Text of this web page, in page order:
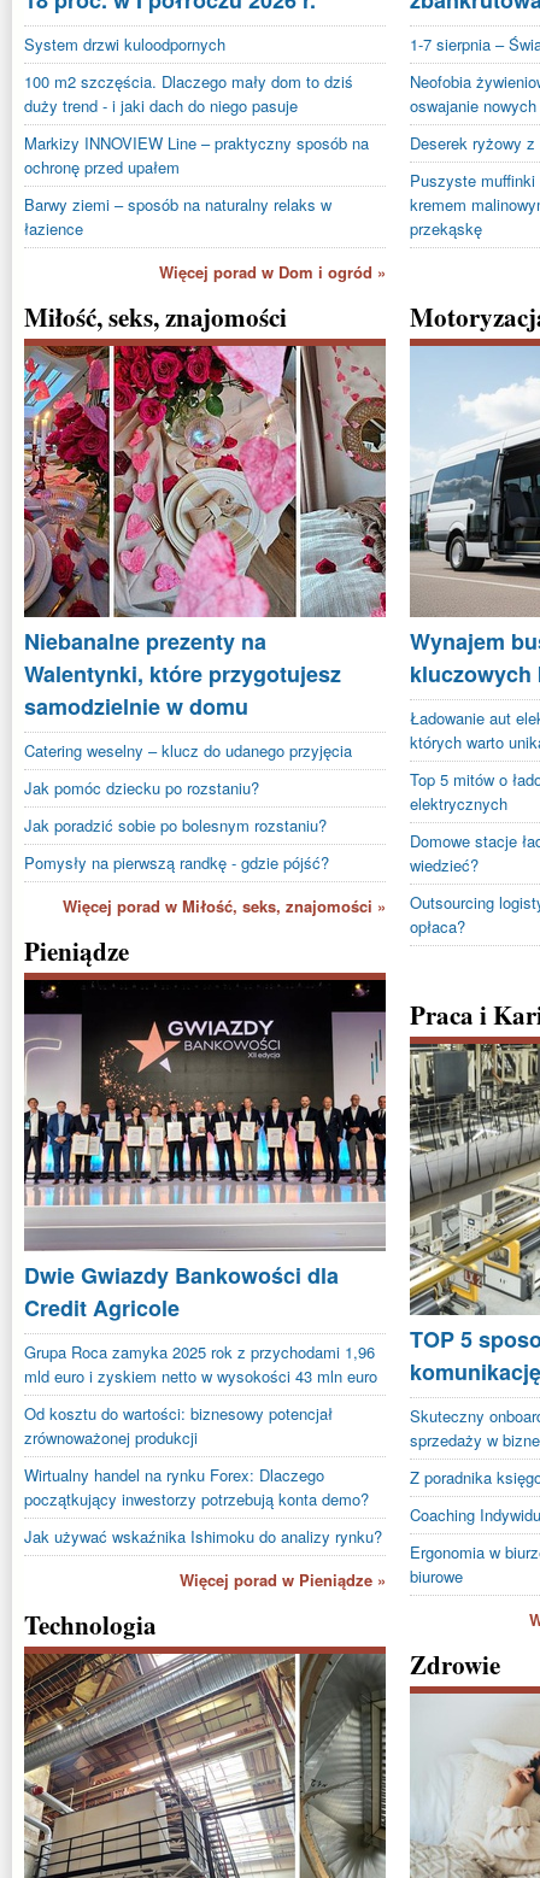
System drzwi kuloodpornych
100 m2 szczęścia. Dlaczego mały dom to dziś
duży trend - i jaki dach do niego pasuje
Markizy INNOVIEW Line – praktyczny sposób na
ochronę przed upałem
Barwy ziemi – sposób na naturalny relaks w
łazience
Więcej porad w Dom i ogród »
Miłość, seks, znajomości
Niebanalne prezenty na
Walentynki, które przygotujesz
samodzielnie w domu
Catering weselny – klucz do udanego przyjęcia
Jak pomóc dziecku po rozstaniu?
Jak poradzić sobie po bolesnym rozstaniu?
Pomysły na pierwszą randkę - gdzie pójść?
Więcej porad w Miłość, seks, znajomości »
Pieniądze
Dwie Gwiazdy Bankowości dla
Credit Agricole
Grupa Roca zamyka 2025 rok z przychodami 1,96
mld euro i zyskiem netto w wysokości 43 mln euro
Od kosztu do wartości: biznesowy potencjał
zrównoważonej produkcji
Wirtualny handel na rynku Forex: Dlaczego
początkujący inwestorzy potrzebują konta demo?
Jak używać wskaźnika Ishimoku do analizy rynku?
Więcej porad w Pieniądze »
Technologia
1-7 sierpnia –
Neofobia
oswajanie
Deserek ryżowy
Puszyste
kremem
przekąskę
Wynajem
kluczowych
Ładowanie aut
których warto
Top 5 mitów o
elektrycznych
Domowe stacje
wiedzieć?
Outsourcing
opłaca?
Praca i
TOP 5
Skuteczny
sprzedaży w
Z poradnika
Coaching
Ergonomia w
biurowe
Zdrowie